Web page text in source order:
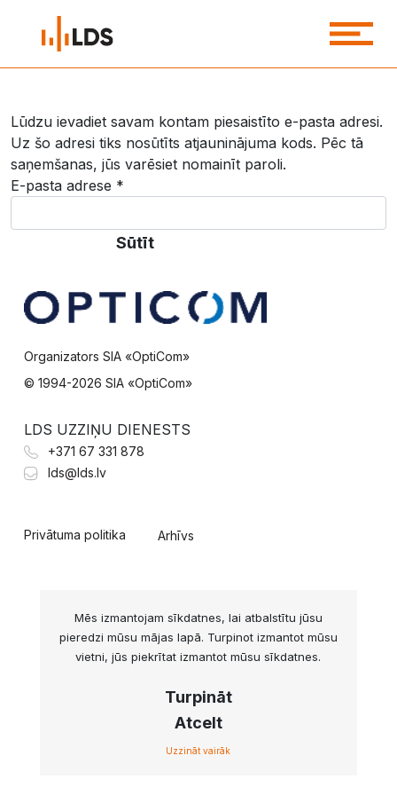
Lūdzu ievadiet savam kontam piesaistīto e-pasta adresi.
Uz šo adresi tiks nosūtīts atjauninājuma kods. Pēc tā
saņemšanas, jūs varēsiet nomainīt paroli.
E-pasta adrese *
Sūtīt
Organizators SIA «OptiCom»
© 1994-2026 SIA «OptiCom»
Privātuma politika Arhīvs
LDS UZZIŅU DIENESTS
+371 67 331 878
lds@lds.lv
Mēs izmantojam sīkdatnes, lai atbalstītu jūsu
pieredzi mūsu mājas lapā. Turpinot izmantot mūsu
vietni, jūs piekrītat izmantot mūsu sīkdatnes.
Turpināt
Atcelt
Uzzināt vairāk